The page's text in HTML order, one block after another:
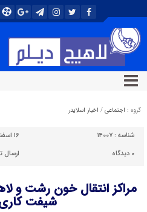
گروه : اجتماعی / اخبار اسلایدر
شناسه : ۱۴۰۰۷
۱۶ اسفند ۱۴۰۳ - ۲۲:۵۲
۰ دیدگاه
شیفت کاری